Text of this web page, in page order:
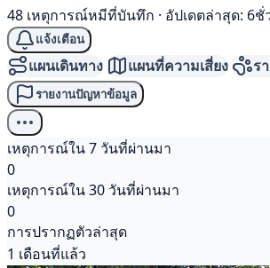
48 เหตุการณ์หมีที่บันทึก · อัปเดตล่าสุด: 6
แจ้งเตือน
แผนเดินทาง แผนที่ความเสี่ยง ร
รายงานปัญหาข้อมูล
เหตุการณ์ใน 7 วันที่ผ่านมา
0
เหตุการณ์ใน 30 วันที่ผ่านมา
0
การปรากฏตัวล่าสุด
1 เดือนที่แล้ว